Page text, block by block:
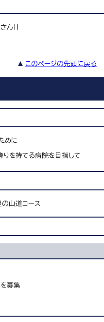
ん‼
このページの先頭に戻る
めに
を持てる病院を目指して
山道コース
募集